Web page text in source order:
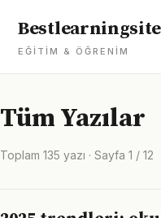
Bestlearningsite
EĞITIM & ÖĞRENIM
Tüm Yazılar
Toplam 135 yazı · Sayfa 1 / 12